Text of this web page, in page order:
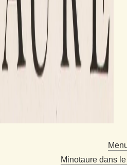
Minotaure dans